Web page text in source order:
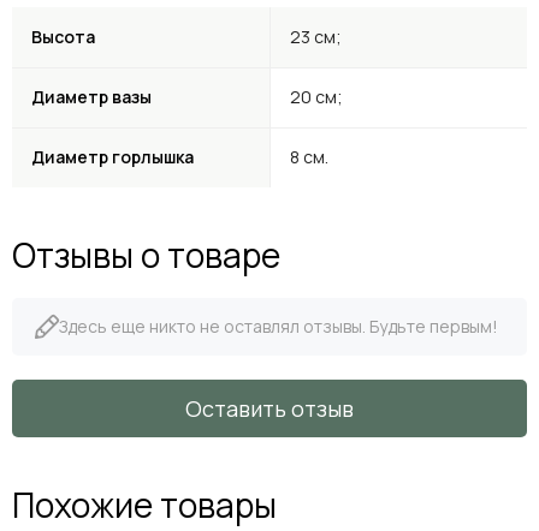
Высота 23 см;
Диаметр вазы 20 см;
Диаметр горлышка 8 см.
Отзывы о товаре
Здесь еще никто не оставлял отзывы. Будьте первым!
Оставить отзыв
Похожие товары